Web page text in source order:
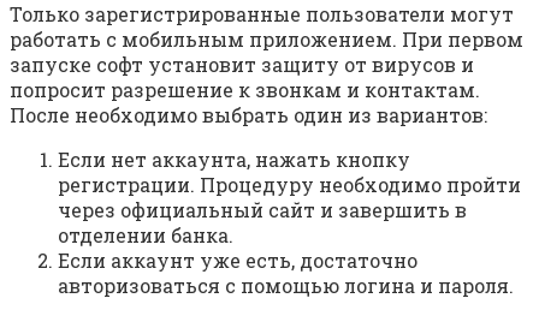
Только зарегистрированные пользователи могут
работать с мобильным приложением. При первом
запуске софт установит защиту от вирусов и
попросит разрешение к звонкам и контактам.
После необходимо выбрать один из вариантов:
Если нет аккаунта, нажать кнопку
регистрации. Процедуру необходимо пройти
через официальный сайт и завершить в
отделении банка.
Если аккаунт уже есть, достаточно
авторизоваться с помощью логина и пароля.